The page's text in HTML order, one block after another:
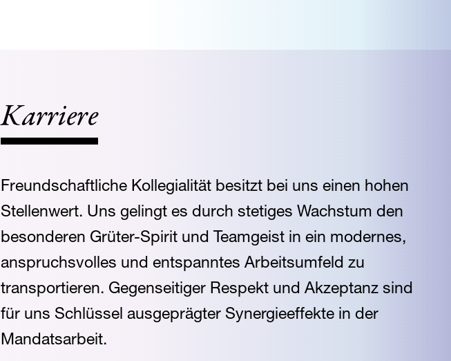
Karriere
Freundschaftliche Kollegialität besitzt bei uns einen hohen
Stellenwert. Uns gelingt es durch stetiges Wachstum den
besonderen Grüter-Spirit und Teamgeist in ein modernes,
anspruchsvolles und entspanntes Arbeitsumfeld zu
transportieren. Gegenseitiger Respekt und Akzeptanz sind
für uns Schlüssel ausgeprägter Synergieeffekte in der
Mandatsarbeit.